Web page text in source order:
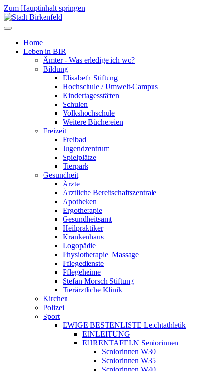
Zum Hauptinhalt springen
Home
Leben in BIR
Ämter - Was erledige ich wo?
Bildung
Elisabeth-Stiftung
Hochschule / Umwelt-Campus
Kindertagesstätten
Schulen
Volkshochschule
Weitere Büchereien
Freizeit
Freibad
Jugendzentrum
Spielplätze
Tierpark
Gesundheit
Ärzte
Ärztliche Bereitschaftszentrale
Apotheken
Ergotherapie
Gesundheitsamt
Heilpraktiker
Krankenhaus
Logopädie
Physiotherapie, Massage
Pflegedienste
Pflegeheime
Stefan Morsch Stiftung
Tierärztliche Klinik
Kirchen
Polizei
Sport
EWIGE BESTENLISTE Leichtathletik
EINLEITUNG
EHRENTAFELN Seniorinnen
Seniorinnen W30
Seniorinnen W35
Seniorinnen W40